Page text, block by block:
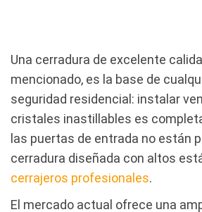
Una cerradura de excelente
mencionado, es la base de
seguridad residencial: instalar
cristales inastillables es
las puertas de entrada no están
cerradura diseñada con altos
cerrajeros profesionales.
El mercado actual ofrece una